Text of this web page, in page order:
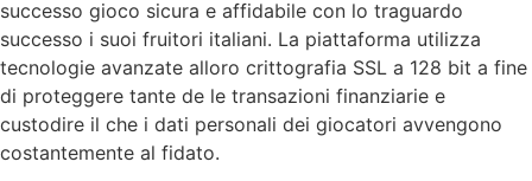
successo gioco sicura e affidabile con lo traguardo
successo i suoi fruitori italiani. La piattaforma utilizza
tecnologie avanzate alloro crittografia SSL a 128 bit a fine
di proteggere tante de le transazioni finanziarie e
custodire il che i dati personali dei giocatori avvengono
costantemente al fidato.